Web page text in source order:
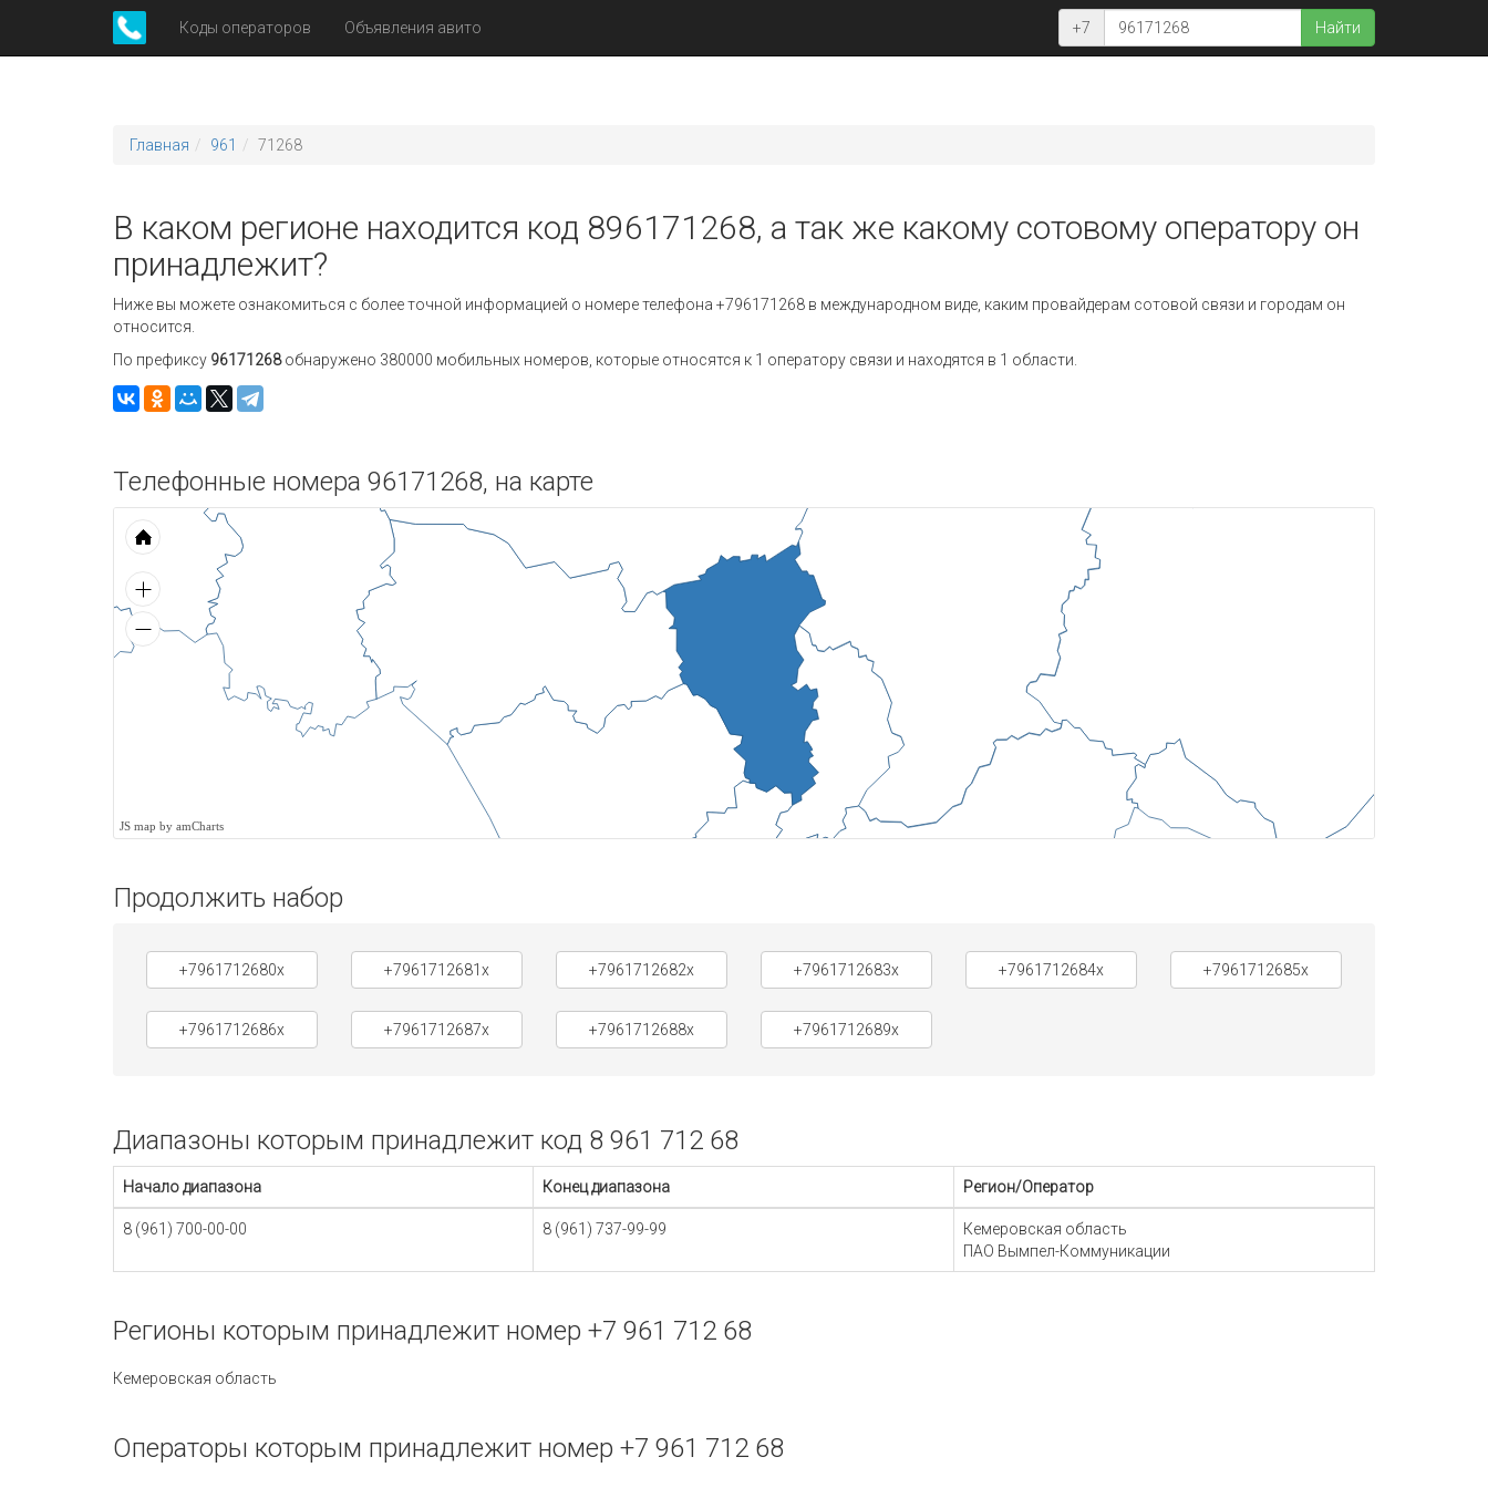
Коды операторов Объявления авито +7 Найти
Главная 961 71268
В каком регионе находится код 896171268, а так же какому сотовому оператору он
принадлежит?
Ниже вы можете ознакомиться с более точной информацией о номере телефона +796171268 в международном виде, каким провайдерам сотовой связи и городам он
относится.
По префиксу 96171268обнаружено 380000 мобильных номеров, которые относятся к 1 оператору связи и находятся в 1 области.
Телефонные номера 96171268, на карте
JS map by amCharts
Продолжить набор
+7961712680x +7961712681x +7961712682x +7961712683x +7961712684x +7961712685x
+7961712686x +7961712687x +7961712688x +7961712689x
Диапазоны которым принадлежит код 8 961 712 68
Начало диапазона Конец диапазона Регион/Оператор
8 (961) 700-00-00 8 (961) 737-99-99
Кемеровская область
ПАО Вымпел-Коммуникации
Регионы которым принадлежит номер +7 961 712 68
Кемеровская область
Операторы которым принадлежит номер +7 961 712 68